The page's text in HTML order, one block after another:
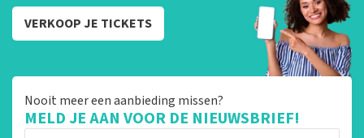
VERKOOP JE TICKETS
Nooit meer een aanbieding missen?
MELD JE AAN VOOR DE NIEUWSBRIEF!